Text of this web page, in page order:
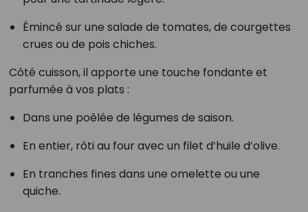
Émincé sur une salade de tomates, de courgettes
crues ou de pois chiches.
Côté cuisson, il apporte une touche fondante et
parfumée à vos plats :
Dans une poêlée de légumes de saison.
En entier, rôti au four avec un filet d’huile d’olive.
En tranches fines dans une omelette ou une
quiche.